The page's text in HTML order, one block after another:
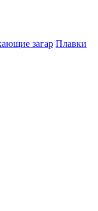
загар Плавки